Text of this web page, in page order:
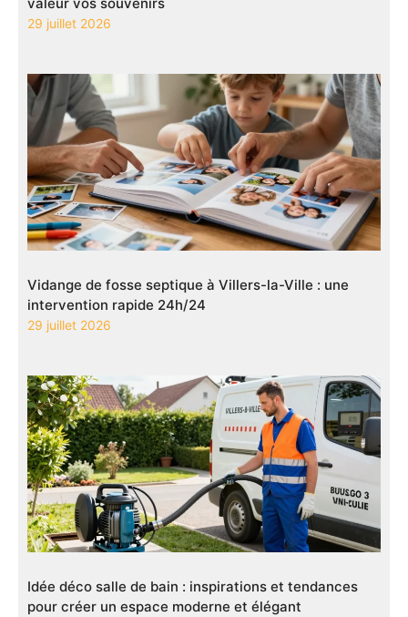
29 juillet 2026
Vidange de fosse septique à Villers-la-Ville : une
intervention rapide 24h/24
29 juillet 2026
Idée déco salle de bain : inspirations et tendances
pour créer un espace moderne et élégant